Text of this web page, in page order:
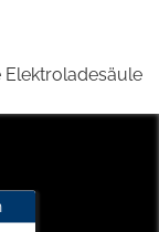
Elektroladesäule